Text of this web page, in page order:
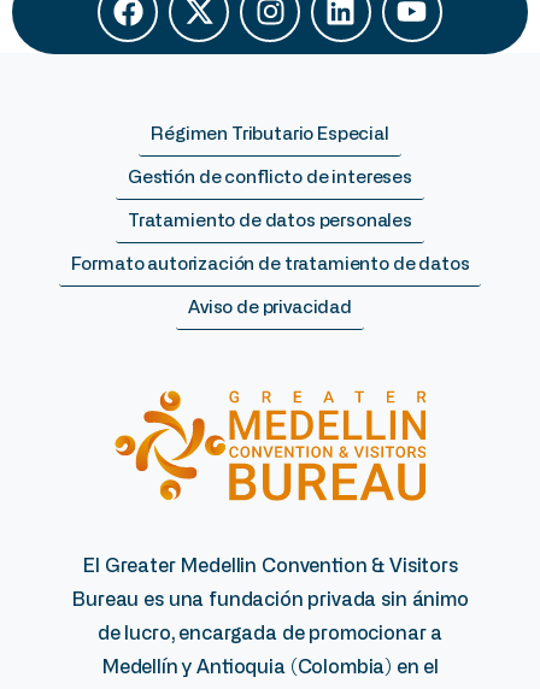
Régimen Tributario Especial
Gestión de conflicto de intereses
Tratamiento de datos personales
Formato autorización de tratamiento de datos
Aviso de privacidad
El Greater Medellin Convention & Visitors
Bureau es una fundación privada sin ánimo
de lucro, encargada de promocionar a
Medellín y Antioquia (Colombia) en el